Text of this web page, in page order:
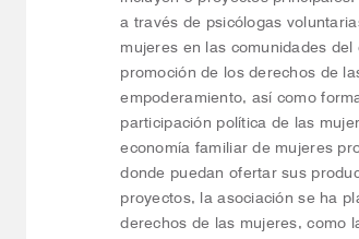
a través de psicólogas
mujeres en las comunidades
promoción de los derechos de
empoderamiento, así como
participación política de las
economía familiar de mujeres
donde puedan ofertar sus
proyectos, la asociación se ha
derechos de las mujeres, como